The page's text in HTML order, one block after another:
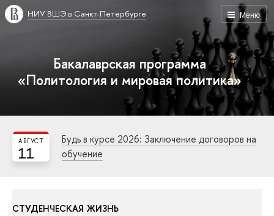
Меню
НИУ ВШЭ в Санкт-Петербурге
Бакалаврская программа
«Политология и мировая политика»
11
АВГУСТ
Будь в курсе 2026: Заключение договоров на
обучение
СТУДЕНЧЕСКАЯ ЖИЗНЬ